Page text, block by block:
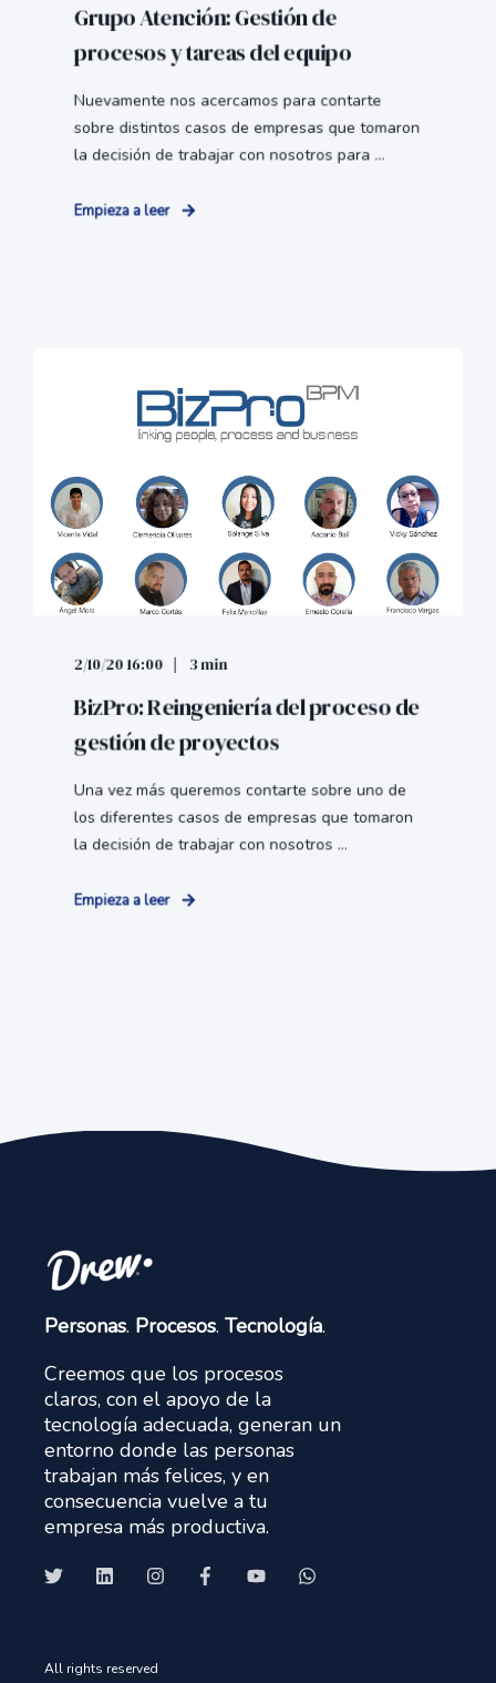
Grupo Atención: Gestión de
procesos y tareas del equipo
Nuevamente nos acercamos para contarte
sobre distintos casos de empresas que tomaron
la decisión de trabajar con nosotros para ...
Empieza a leer
2/10/20 16:00 3 min
BizPro: Reingeniería del proceso de
gestión de proyectos
Una vez más queremos contarte sobre uno de
los diferentes casos de empresas que tomaron
la decisión de trabajar con nosotros ...
Empieza a leer
Personas. Procesos. Tecnología.
Creemos que los procesos
claros, con el apoyo de la
tecnología adecuada, generan un
entorno donde las personas
trabajan más felices, y en
consecuencia vuelve a tu
empresa más productiva.
All rights reserved